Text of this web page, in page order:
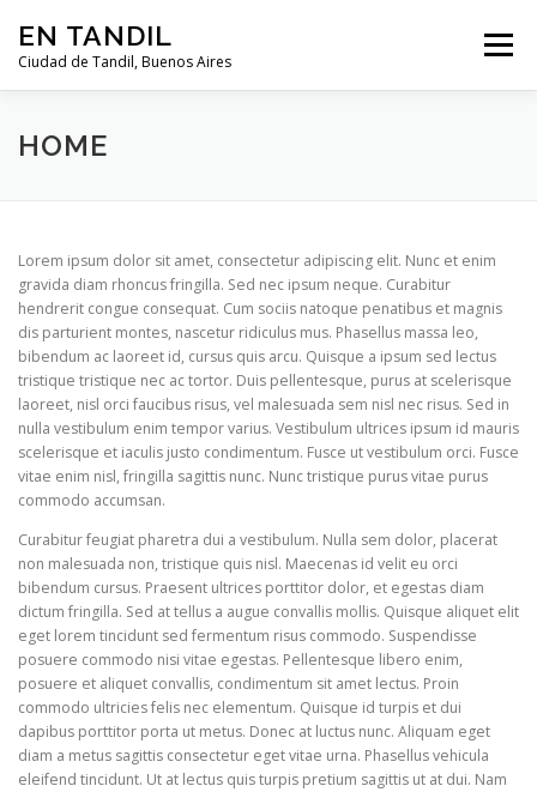
EN TANDIL
Ciudad de Tandil, Buenos Aires
Menú
INFORMACIÓN
CLASIFICADOS
HOME
Lorem ipsum dolor sit amet, consectetur adipiscing elit. Nunc et enim
gravida diam rhoncus fringilla. Sed nec ipsum neque. Curabitur
hendrerit congue consequat. Cum sociis natoque penatibus et magnis
dis parturient montes, nascetur ridiculus mus. Phasellus massa leo,
bibendum ac laoreet id, cursus quis arcu. Quisque a ipsum sed lectus
tristique tristique nec ac tortor. Duis pellentesque, purus at scelerisque
laoreet, nisl orci faucibus risus, vel malesuada sem nisl nec risus. Sed in
nulla vestibulum enim tempor varius. Vestibulum ultrices ipsum id mauris
scelerisque et iaculis justo condimentum. Fusce ut vestibulum orci. Fusce
vitae enim nisl, fringilla sagittis nunc. Nunc tristique purus vitae purus
commodo accumsan.
Curabitur feugiat pharetra dui a vestibulum. Nulla sem dolor, placerat
non malesuada non, tristique quis nisl. Maecenas id velit eu orci
bibendum cursus. Praesent ultrices porttitor dolor, et egestas diam
dictum fringilla. Sed at tellus a augue convallis mollis. Quisque aliquet elit
eget lorem tincidunt sed fermentum risus commodo. Suspendisse
posuere commodo nisi vitae egestas. Pellentesque libero enim,
posuere et aliquet convallis, condimentum sit amet lectus. Proin
commodo ultricies felis nec elementum. Quisque id turpis et dui
dapibus porttitor porta ut metus. Donec at luctus nunc. Aliquam eget
diam a metus sagittis consectetur eget vitae urna. Phasellus vehicula
eleifend tincidunt. Ut at lectus quis turpis pretium sagittis ut at dui. Nam